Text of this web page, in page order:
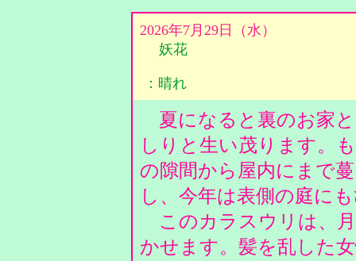
2026年7月29日（水）
妖花
：晴れ
夏になると裏のお家
しりと生い茂ります。
の隙間から屋内にまで
し、今年は表側の庭に
このカラスウリは、
かせます。髪を乱した